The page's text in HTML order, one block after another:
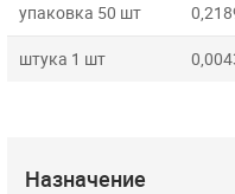
упаковка 50 шт
штука 1 шт
Назначение